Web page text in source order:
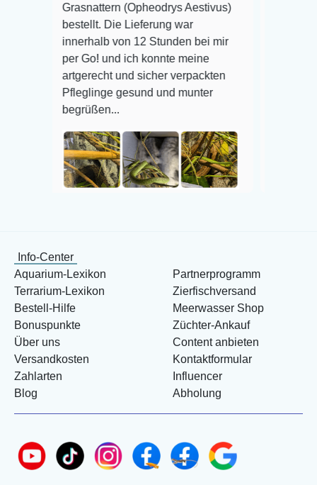
(Opheodrys Aestivus)
Die Lieferung war
von 12 Stunden bei mir
und ich konnte meine
und sicher verpackten
gesund und munter
Ich kaufe schon eine
diesem Shop und kann
nicht meckern! Absolut
Info-Center
Aquarium-Lexikon
Terrarium-Lexikon
Bestell-Hilfe
Bonuspunkte
Über uns
Versandkosten
Zahlarten
Blog
Partnerprogramm
Zierfischversand
Meerwasser Shop
Züchter-Ankauf
Content anbieten
Kontaktformular
Influencer
Abholung